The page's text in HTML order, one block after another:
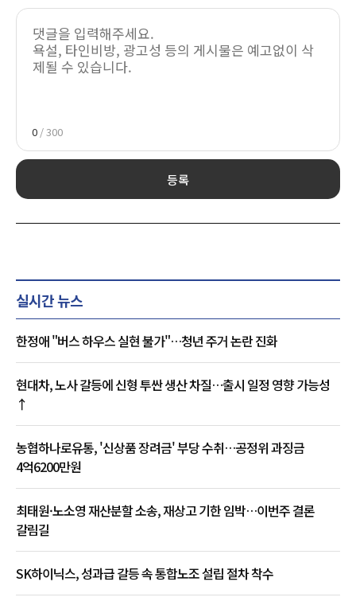
0 / 300
등록
실시간 뉴스
한정애 "버스 하우스 실현 불가"…청년 주거 논란 진화
현대차, 노사 갈등에 신형 투싼 생산 차질…출시 일정 영향 가능성
↑
농협하나로유통, '신상품 장려금' 부당 수취…공정위 과징금
4억6200만원
최태원·노소영 재산분할 소송, 재상고 기한 임박…이번주 결론
갈림길
SK하이닉스, 성과급 갈등 속 통합노조 설립 절차 착수